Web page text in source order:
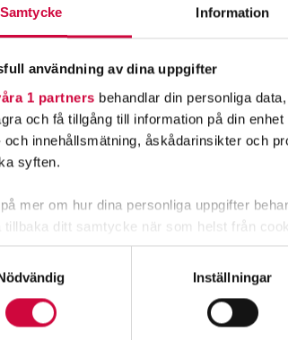
Samtycke Information
användning av dina uppgifter
1 partners behandlar din personliga
och få tillgång till information på din
och innehållsmätning, åskådarinsikter och
syften.
mer om hur dina personliga uppgifter
tillbaka ditt samtycke när som helst från
enhetsidentifierare för att anpassa
medier och analysera vår trafik. Vi
medier och annons- och
Inställningar
studierna.
campusonline.fioch anmäl dig.
på grund av brott mot kollektivavtal